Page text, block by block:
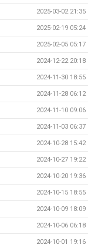
2025-03-02 21:35
2025-02-19 05:24
2025-02-05 05:17
2024-12-22 20:18
2024-11-30 18:55
2024-11-28 06:12
2024-11-10 09:06
2024-11-03 06:37
2024-10-28 15:42
2024-10-27 19:22
2024-10-20 19:36
2024-10-15 18:55
2024-10-09 18:09
2024-10-06 06:18
2024-10-01 19:16